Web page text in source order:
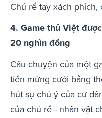
Chú rể tay xách phích,
4. Game thủ Việt
20 nghìn đồng
Câu chuyện của một
tiền mừng cưới bằng
hút sự chú ý của cư
của chú rể - nhân vật